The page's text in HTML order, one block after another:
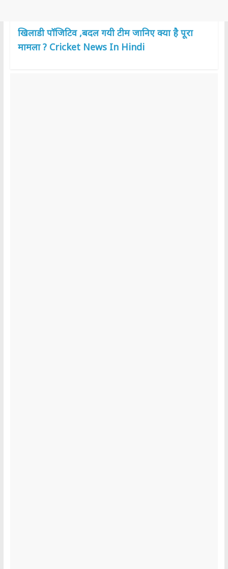
खिलाडी पॉजिटिव ,बदल गयी टीम जानिए क्या है पूरा
मामला ? Cricket News In Hindi